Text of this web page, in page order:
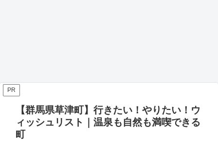
PR
【群馬県草津町】行きたい！やりたい！ウ
ィッシュリスト｜温泉も自然も満喫できる
町